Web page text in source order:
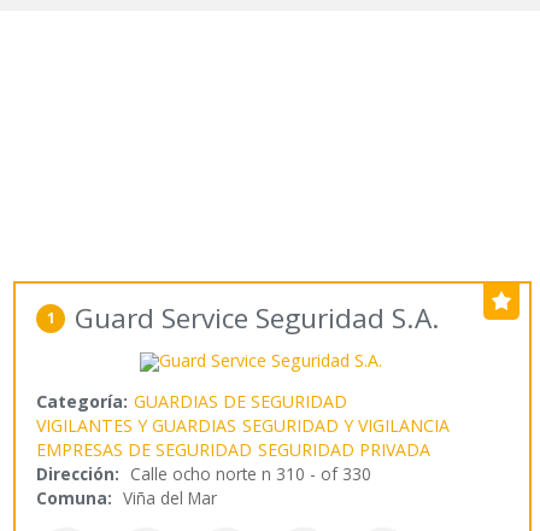
1 Guard Service Seguridad S.A.
Categoría: GUARDIAS DE SEGURIDAD
VIGILANTES Y GUARDIAS SEGURIDAD Y VIGILANCIA
EMPRESAS DE SEGURIDAD SEGURIDAD PRIVADA
Dirección: Calle ocho norte n 310 - of 330
Comuna: Viña del Mar